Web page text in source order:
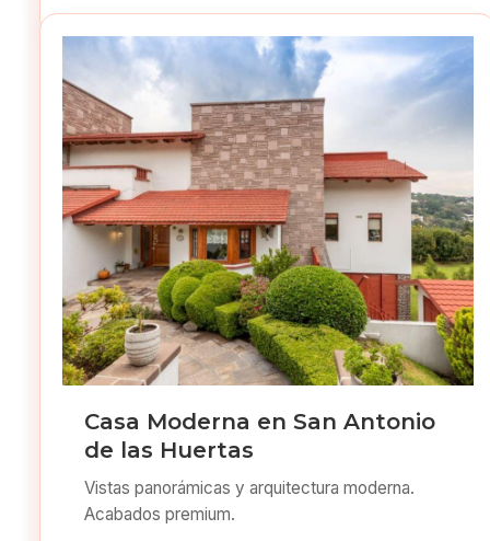
Casa Moderna en San Antonio
de las Huertas
Vistas panorámicas y arquitectura moderna.
Acabados premium.